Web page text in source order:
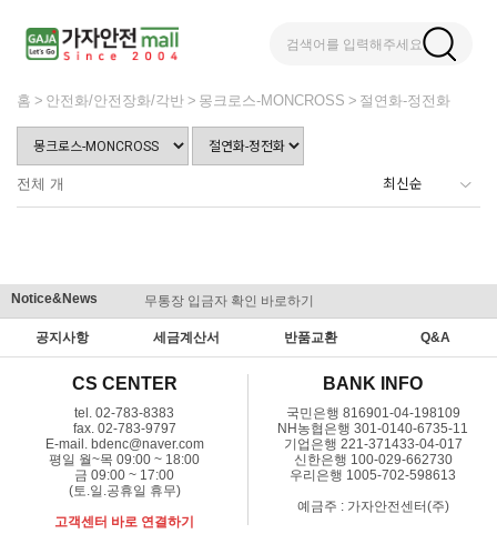
검색어를 입력해주세요
홈 안전화/안전장화/각반 몽크로스-MONCROSS 절연화-정전화
전체 개
Notice&News 무통장 입금자 확인 바로하기
공지사항 세금계산서 반품교환 Q&A
CS CENTER
tel. 02-783-8383
fax. 02-783-9797
E-mail. bdenc@naver.com
평일 월~목 09:00 ~ 18:00
금 09:00 ~ 17:00
(토.일.공휴일 휴무)
고객센터 바로 연결하기
BANK INFO
국민은행 816901-04-198109
NH농협은행 301-0140-6735-11
기업은행 221-371433-04-017
신한은행 100-029-662730
우리은행 1005-702-598613
예금주 : 가자안전센터(주)